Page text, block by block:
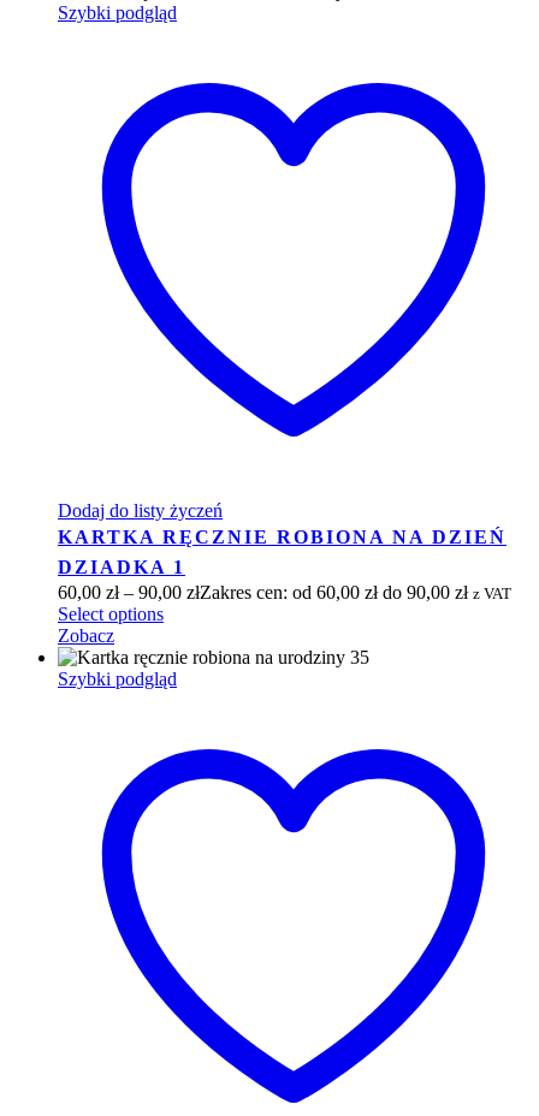
Szybki podgląd
Dodaj do listy życzeń
KARTKA RĘCZNIE ROBIONA NA DZIEŃ
DZIADKA 1
60,00 zł – 90,00 złZakres cen: od 60,00 zł do 90,00 zł z VAT
Select options
Zobacz
Szybki podgląd